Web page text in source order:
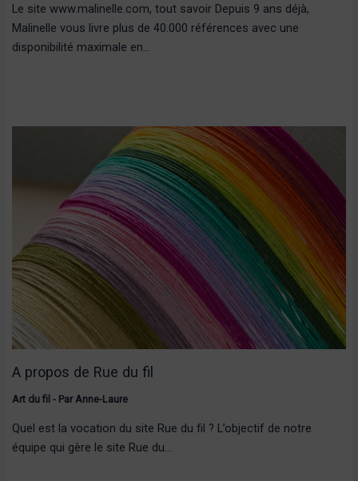
Le site www.malinelle.com, tout savoir Depuis 9 ans déjà,
Malinelle vous livre plus de 40.000 références avec une
disponibilité maximale en…
A propos de Rue du fil
Art du fil - Par Anne-Laure
Quel est la vocation du site Rue du fil ? L’objectif de notre
équipe qui gère le site Rue du…